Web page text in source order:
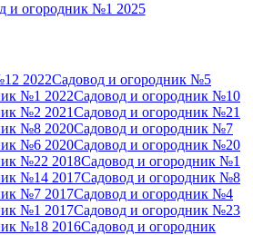
и огородник №1 2025
2022Садовод и огородник №5
№1 2022Садовод и огородник №10
№2 2021Садовод и огородник №21
№8 2020Садовод и огородник №7
№6 2020Садовод и огородник №20
№22 2018Садовод и огородник №1
№14 2017Садовод и огородник №8
№7 2017Садовод и огородник №4
№1 2017Садовод и огородник №23
№18 2016Садовод и огородник